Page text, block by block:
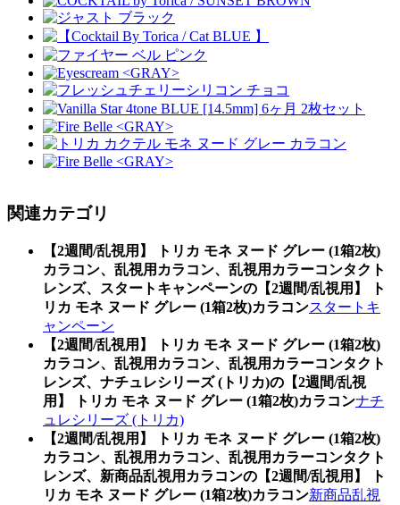
関連カテゴリ
【2週間/乱視用】 トリカ モネ ヌード グレー (1箱2枚)
カラコン、乱視用カラコン、乱視用カラーコンタクト
レンズ、スタートキャンペーンの【2週間/乱視用】 ト
リカ モネ ヌード グレー (1箱2枚)カラコンスタートキ
ャンペーン
【2週間/乱視用】 トリカ モネ ヌード グレー (1箱2枚)
カラコン、乱視用カラコン、乱視用カラーコンタクト
レンズ、ナチュレシリーズ (トリカ)の【2週間/乱視
用】 トリカ モネ ヌード グレー (1箱2枚)カラコンナチ
ュレシリーズ (トリカ)
【2週間/乱視用】 トリカ モネ ヌード グレー (1箱2枚)
カラコン、乱視用カラコン、乱視用カラーコンタクト
レンズ、新商品乱視用カラコンの【2週間/乱視用】 ト
リカ モネ ヌード グレー (1箱2枚)カラコン新商品乱視